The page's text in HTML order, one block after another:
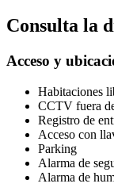
Consulta la
Acceso y
Habitaciones
CCTV fuera
Registro de
Acceso con
Parking
Alarma de
Alarma de